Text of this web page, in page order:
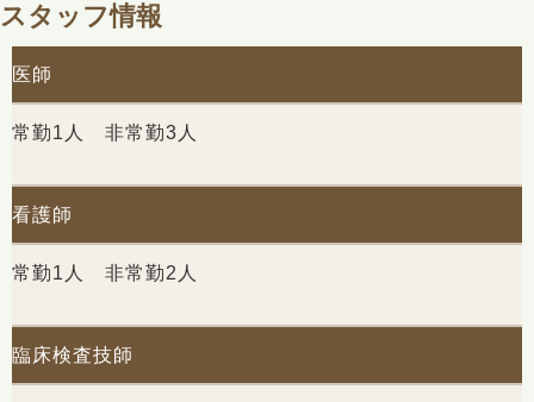
スタッフ情報
医師
常勤1人 非常勤3人
看護師
常勤1人 非常勤2人
臨床検査技師